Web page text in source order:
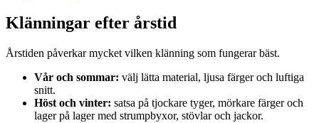
Klänningar efter årstid
Årstiden påverkar mycket vilken klänning som fungerar bäst.
Vår och sommar: välj lätta material, ljusa färger och luftiga
snitt.
Höst och vinter: satsa på tjockare tyger, mörkare färger och
lager på lager med strumpbyxor, stövlar och jackor.